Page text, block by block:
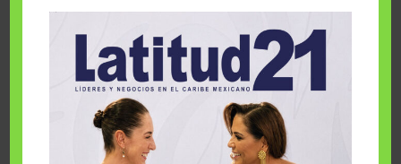
Cuando la solidaridad inspira; cumplen
sueños Fairmont Mayakoba y Make-A-Wish